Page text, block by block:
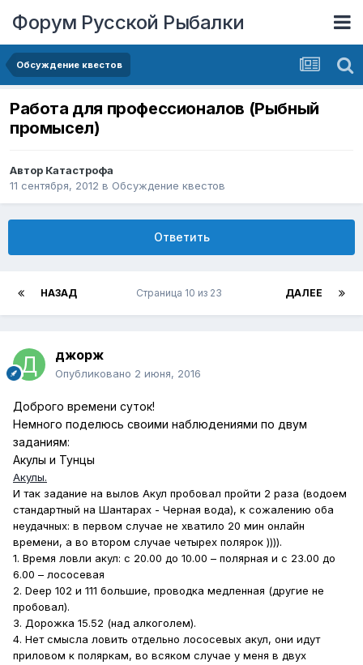
Форум Русской Рыбалки
Обсуждение квестов
Работа для профессионалов (Рыбный
промысел)
Автор Катастрофа
11 сентября, 2012 в Обсуждение квестов
Ответить
НАЗАД ДАЛЕЕ
Страница 10 из 23
джорж
Опубликовано 2 июня, 2016
Доброго времени суток!
Немного поделюсь своими наблюдениями по двум
заданиям:
Акулы и Тунцы
Акулы.
И так задание на вылов Акул пробовал пройти 2 раза (водоем
стандартный на Шантарах - Черная вода), к сожалению оба
неудачных: в первом случае не хватило 20 мин онлайн
времени, а во втором случае четырех полярок )))).
1. Время ловли акул: с 20.00 до 10.00 – полярная и с 23.00 до
6.00 – лососевая
2. Deep 102 и 111 большие, проводка медленная (другие не
пробовал).
3. Дорожка 15.52 (над алкоголем).
4. Нет смысла ловить отдельно лососевых акул, они идут
приловом к поляркам, во всяком случае у меня в двух